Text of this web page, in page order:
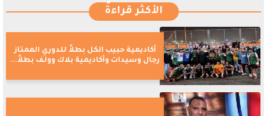
الأكثر قراءةً
أكاديمية حبيب الكل بطلاً للدوري الممتاز
رجال وسيدات وأكاديمية بلاك وولف بطلاً...